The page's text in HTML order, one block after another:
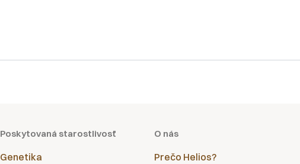
Poskytovaná starostlivosť
Genetika
O nás
Prečo Helios?